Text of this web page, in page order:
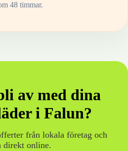
48 timmar.
av med dina
i Falun?
från lokala företag och
direkt online.